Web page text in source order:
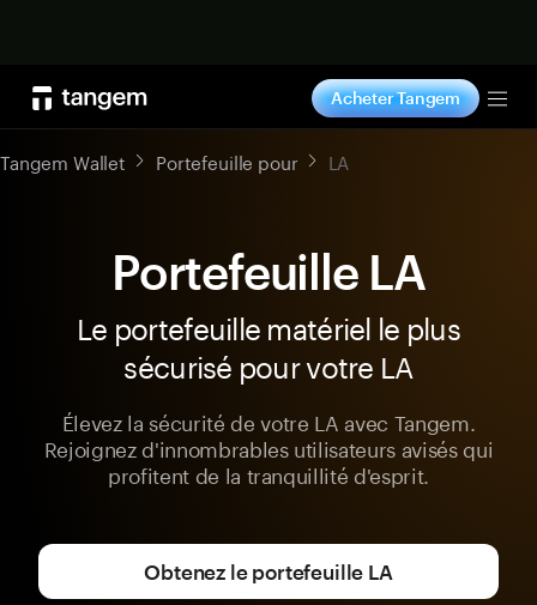
Acheter Tangem
Tangem Wallet Portefeuille pour LA
Portefeuille LA
Le portefeuille matériel le plus
sécurisé pour votre LA
Élevez la sécurité de votre LA avec Tangem.
Rejoignez d'innombrables utilisateurs avisés qui
profitent de la tranquillité d'esprit.
Obtenez le portefeuille LA